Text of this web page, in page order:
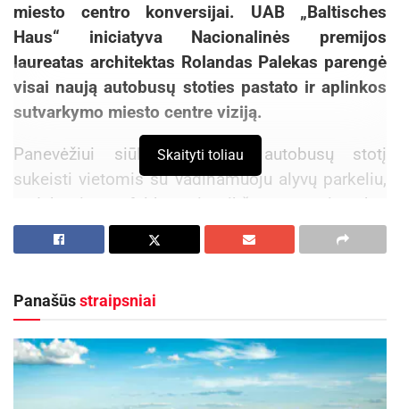
miesto centro konversijai. UAB „Baltisches
Haus“ iniciatyva Nacionalinės premijos
laureatas architektas Rolandas Palekas parengė
visai naują autobusų stoties pastato ir aplinkos
sutvarkymo miesto centre viziją.
Panevėžiui siūloma esamą autobusų stotį
sukeisti vietomis su vadinamuoju alyvų parkeliu,
o dabartinę asfaltbetonio aikštę paversti parku.
Tokiu atveju žalioji zona persikeltų į teritorijos
vidų, arčiau stoties pastato. Stoties peronas
Skaityti toliau
Panašūsstraipsniai